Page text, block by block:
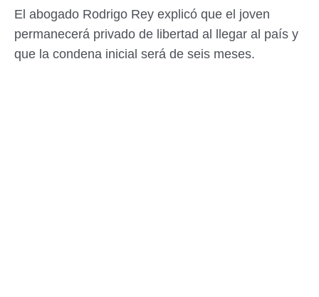
El abogado Rodrigo Rey explicó que el joven
permanecerá privado de libertad al llegar al país y
que la condena inicial será de seis meses.